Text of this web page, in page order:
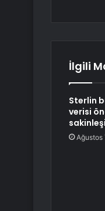
İlgili
Sterlin
verisi
Ağustos